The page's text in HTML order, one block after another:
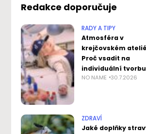
Redakce doporučuje
RADY A TIPY
Atmosféra v
krejčovském
Proč vsadit na
individuální tvorbu
NO NAME 30.7.2026
ZDRAVÍ
Jaké doplňky